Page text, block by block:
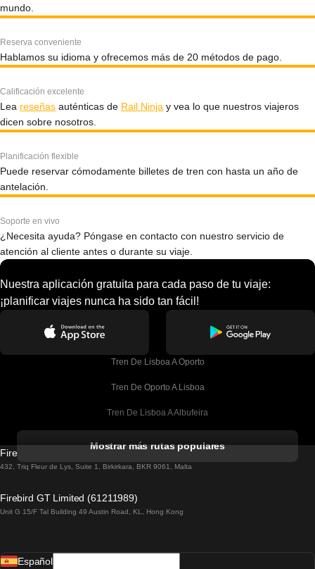
mundo.
Reserva conveniente
Hablamos su idioma y ofrecemos más de 20 métodos de pago.
Calificación excelente
Lea reseñas auténticas de Rail Ninja y vea lo que nuestros viajeros
dicen sobre nosotros.
Planificación flexible
Puede reservar cómodamente billetes de tren con hasta un año de
antelación.
Soporte en vivo
¿Necesita ayuda? Póngase en contacto con nuestro servicio de
atención al cliente antes o durante su viaje.
Nuestra aplicación gratuita para cada paso de tu viaje:
¡planificar viajes nunca ha sido tan fácil!
Tren De Lisboa A Oporto
Tren De Oporto A Lisboa
Tren De Lisboa A Albufeira
Tren De Lisboa A Lagos
Tren De Lisboa A Madrid
Mostrar más rutas populares
Firebird GT Limited (OC 1451)
432, Triq Fleur de Lys, Suite 1, Birkirkara, BKR 9061, Malta
Firebird GT Limited (61211989)
Unit G 15/F Tal Building 49 Austin Road, KL, Hong Kong
Español